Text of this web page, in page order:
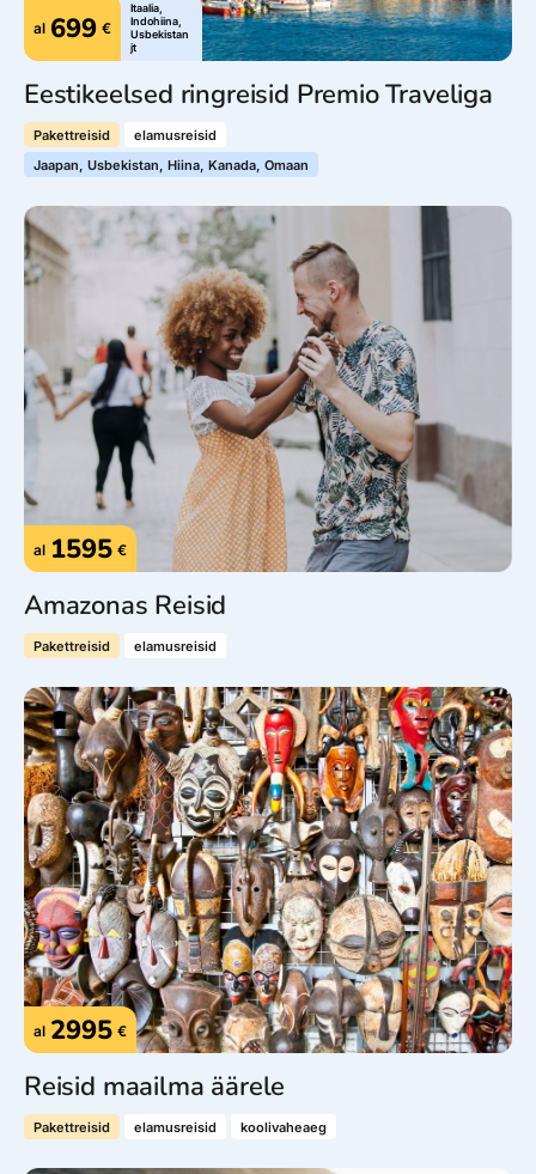
al 699 €
Itaalia,
Indohiina,
Usbekistan
jt
Eestikeelsed ringreisid Premio Traveliga
Pakettreisid
elamusreisid
Jaapan, Usbekistan, Hiina, Kanada, Omaan
al 1595 €
Amazonas Reisid
Pakettreisid elamusreisid
al 2995 €
Reisid maailma äärele
Pakettreisid elamusreisid koolivaheaeg